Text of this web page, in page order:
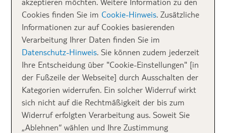
Europa beherbergt enorm viele Nationalparks und
Naturreservate unterschiedlicher Größe, Bekanntheit
und Beliebtheit. Wir habenüber 350 dieser Parks
unter die Lupe genommen und sie hinsichtlich
Hashtag-Zahlen auf Instagramsowie5-
Sternebewertungen auf Googleanalysiert, um die
Beliebtheit der Parks gegenüberstellen zu können.
Herausgekommen sinddie 150 beliebtesten
Nationalparks Europas
Cookies finden Sie im Cookie-Hinweis. Zusätzliche
Informationen zur auf Cookies basierenden
Verarbeitung Ihrer Daten finden Sie im
Datenschutz-Hinweis. Sie können zudem jederzeit
Ihre Entscheidung über "Cookie-Einstellungen" [in
der Fußzeile der Webseite] durch Ausschalten der
Kategorien widerrufen. Ein solcher Widerruf wirkt
sich nicht auf die Rechtmäßigkeit der bis zum
Widerruf erfolgten Verarbeitung aus. Soweit Sie
„Ablehnen“ wählen und Ihre Zustimmung